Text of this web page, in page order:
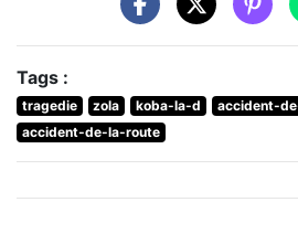
Tags :
tragedie zola koba-la-d
accident-
accident-de-la-route